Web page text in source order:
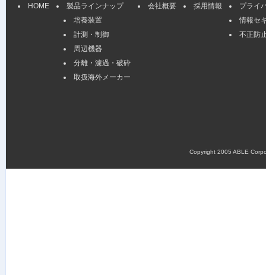
HOME
製品ラインナップ
培養装置
計測・制御
周辺機器
分離・濾過・破砕
取扱海外メーカー
会社概要 採用情報
プライ
情報セ
不正防
Copyright 2005 ABLE